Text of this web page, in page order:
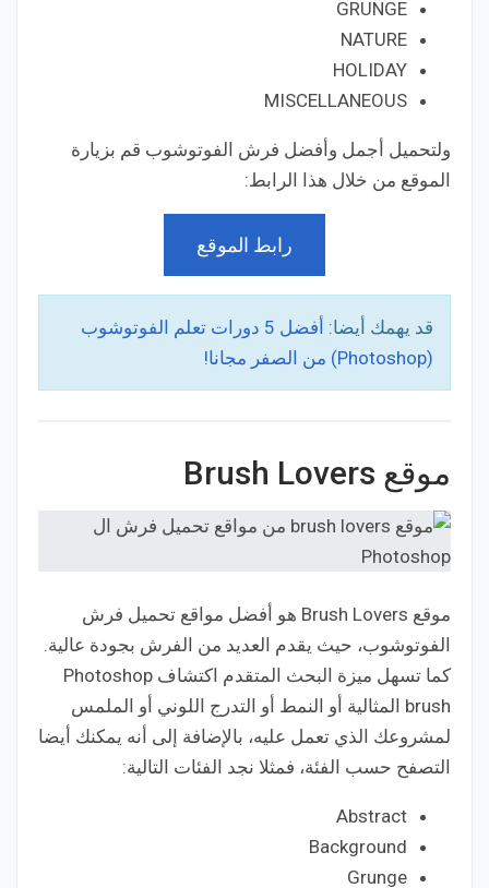
GRUNGE
NATURE
HOLIDAY
MISCELLANEOUS
ولتحميل أجمل وأفضل فرش الفوتوشوب قم بزيارة
الموقع من خلال هذا الرابط:
رابط الموقع
قد يهمك أيضا:
أفضل 5 دورات تعلم الفوتوشوب
(Photoshop) من الصفر مجانا!
موقع Brush Lovers
موقع Brush Lovers هو أفضل مواقع تحميل فرش
الفوتوشوب، حيث يقدم العديد من الفرش بجودة عالية.
كما تسهل ميزة البحث المتقدم اكتشاف Photoshop
brush المثالية أو النمط أو التدرج اللوني أو الملمس
لمشروعك الذي تعمل عليه، بالإضافة إلى أنه يمكنك أيضا
التصفح حسب الفئة، فمثلا نجد الفئات التالية:
Abstract
Background
Grunge